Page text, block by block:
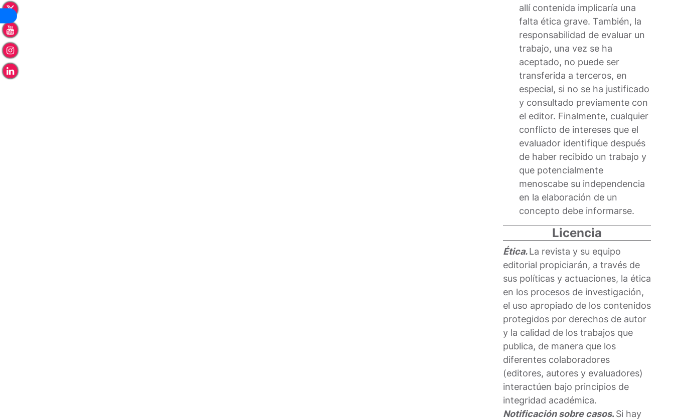
Licencia
Ética.La revista y su equipo
editorial propiciarán, a través de
sus políticas y actuaciones, la ética
en los procesos de investigación,
el uso apropiado de los contenidos
protegidos por derechos de autor
y la calidad de los trabajos que
publica, de manera que los
diferentes colaboradores
(editores, autores y evaluadores)
interactúen bajo principios de
integridad académica.
allí contenida implicaría una
falta ética grave. También, la
responsabilidad de evaluar un
trabajo, una vez se ha
aceptado, no puede ser
transferida a terceros, en
especial, si no se ha justificado
y consultado previamente con
el editor. Finalmente, cualquier
conflicto de intereses que el
evaluador identifique después
de haber recibido un trabajo y
que potencialmente
menoscabe su independencia
en la elaboración de un
concepto debe informarse.
Notificación sobre casos.Si hay